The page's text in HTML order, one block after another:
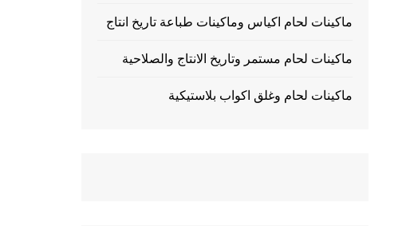
ماكينات لحام اكياس وماكينات طباعة تاريخ انتاج
ماكينات لحام مستمر وتاريخ الانتاج والصلاحية
ماكينات لحام وغلق اكواب بلاستيكية